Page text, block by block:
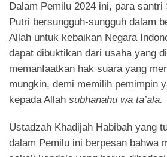
Dalam Pemilu 2024 ini, para santri
Putri bersungguh-sungguh dalam
Allah untuk kebaikan Negara
dapat dibuktikan dari usaha yang
memanfaatkan hak suara yang
mungkin, demi memilih pemimpin
kepada Allah subhanahu wa ta’ala.
Ustadzah Khadijah Habibah yang
dalam Pemilu ini berpesan bahwa